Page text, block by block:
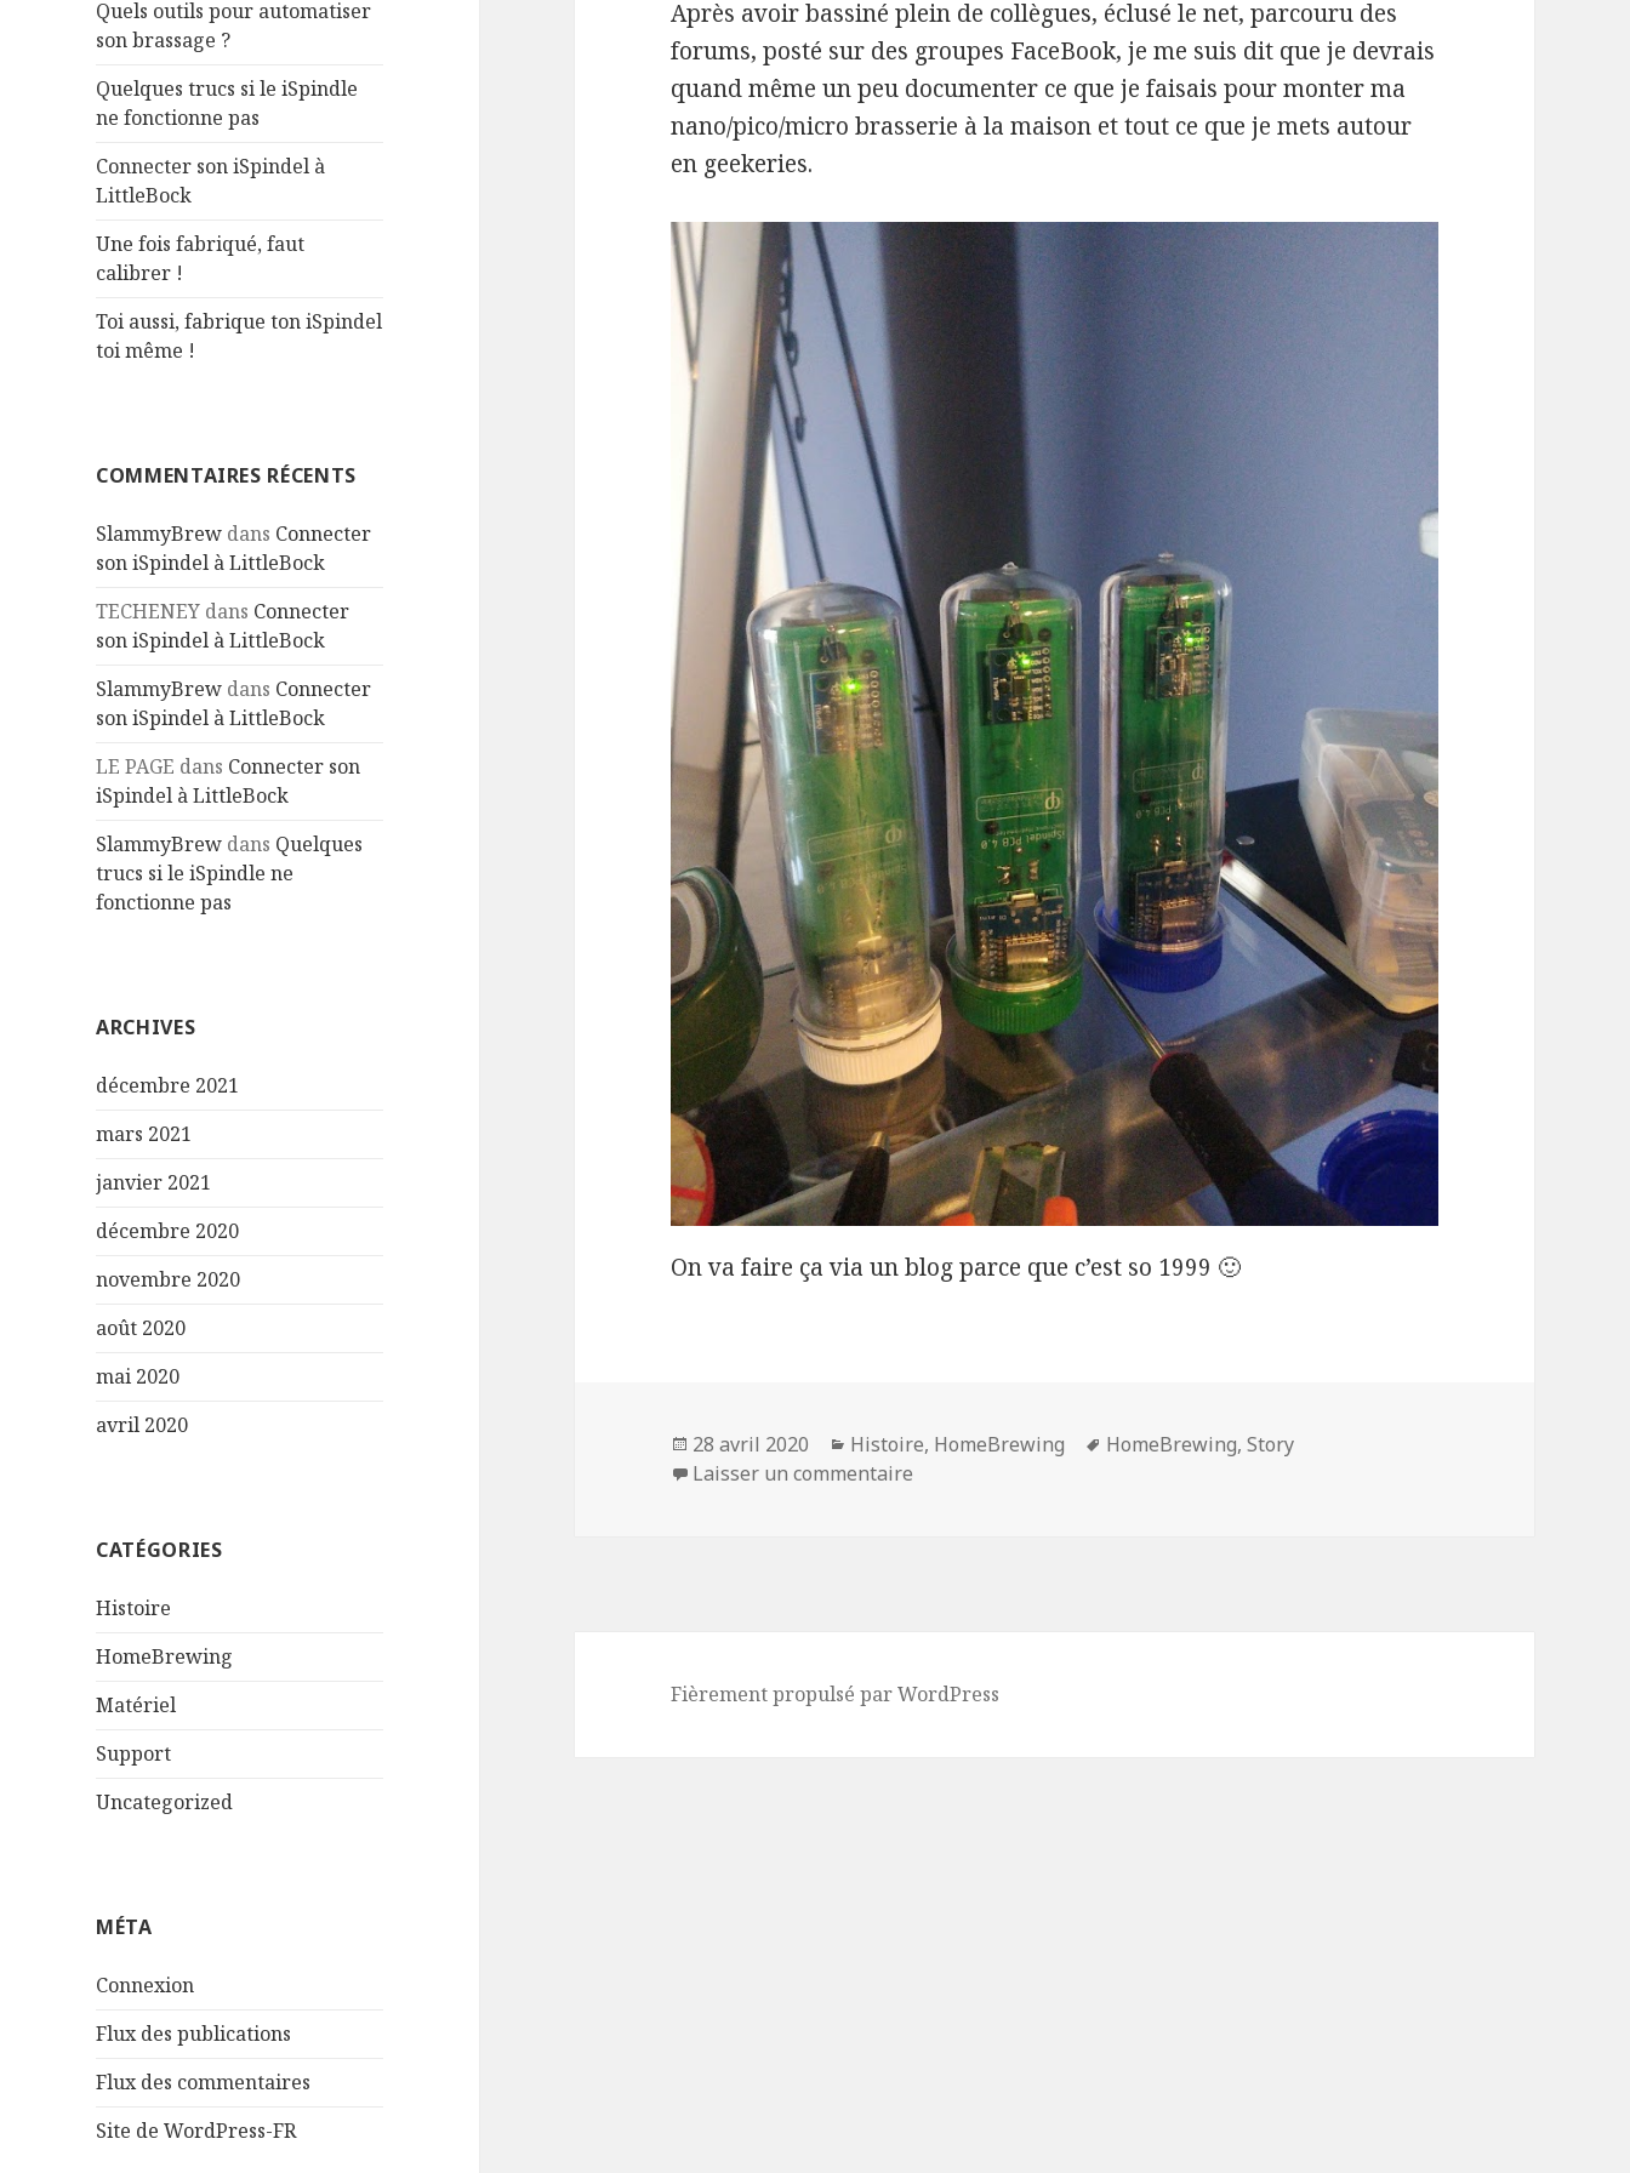
Quels outils pour automatiser
son brassage ?
Quelques trucs si le iSpindle
ne fonctionne pas
Connecter son iSpindel à
LittleBock
Une fois fabriqué, faut
calibrer !
Toi aussi, fabrique ton iSpindel
toi même !
COMMENTAIRES RÉCENTS
SlammyBrew dans Connecter
son iSpindel à LittleBock
TECHENEY dans Connecter
son iSpindel à LittleBock
SlammyBrew dans Connecter
son iSpindel à LittleBock
LE PAGE dans Connecter son
iSpindel à LittleBock
SlammyBrew dans Quelques
trucs si le iSpindle ne
fonctionne pas
ARCHIVES
décembre 2021
mars 2021
janvier 2021
décembre 2020
novembre 2020
août 2020
mai 2020
avril 2020
CATÉGORIES
Histoire
HomeBrewing
Matériel
Support
Uncategorized
MÉTA
Connexion
Flux des publications
Flux des commentaires
Site de WordPress-FR
Après avoir bassiné plein de collègues, éclusé le net, parcouru des
forums, posté sur des groupes FaceBook, je me suis dit que je devrais
quand même un peu documenter ce que je faisais pour monter ma
nano/pico/micro brasserie à la maison et tout ce que je mets autour
en geekeries.
On va faire ça via un blog parce que c’est so 1999 🙂
Publié
le
28 avril 2020 Catégories
Histoire, HomeBrewing
Mots-
HomeBrewing,Story
Laisser un commentaire
Fièrement propulsé par WordPress